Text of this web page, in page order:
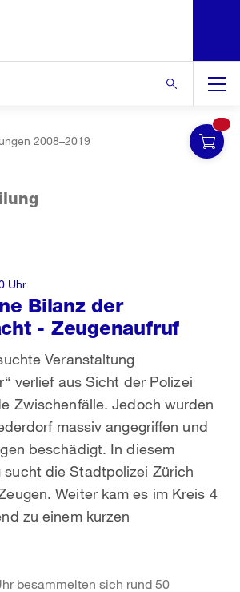
2008–2019
Bilanz der
- Zeugenaufruf
Veranstaltung
verlief aus Sicht der Polizei
Zwischenfälle. Jedoch wurden
massiv angegriffen und
beschädigt. In diesem
sucht die Stadtpolizei Zürich
Weiter kam es im Kreis 4
zu einem kurzen
Uhr
besammelten sich rund 50